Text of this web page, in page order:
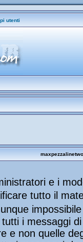
utenti
e i
tutto il
i messaggi
e non quelle